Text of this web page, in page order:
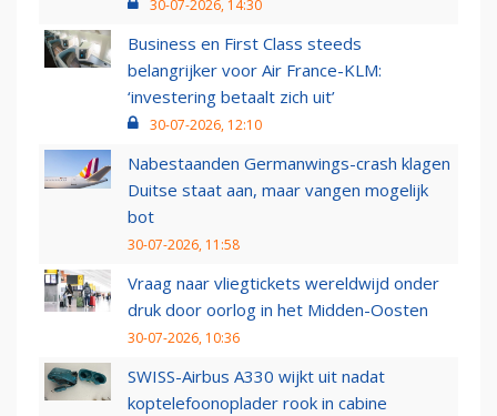
30-07-2026, 14:30
Business en First Class steeds
belangrijker voor Air France-KLM:
‘investering betaalt zich uit’
30-07-2026, 12:10
Nabestaanden Germanwings-crash klagen
Duitse staat aan, maar vangen mogelijk
bot
30-07-2026, 11:58
Vraag naar vliegtickets wereldwijd onder
druk door oorlog in het Midden-Oosten
30-07-2026, 10:36
SWISS-Airbus A330 wijkt uit nadat
koptelefoonoplader rook in cabine